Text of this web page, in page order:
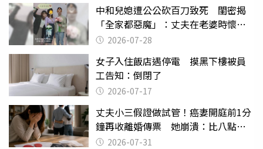
中和兒媳遭公公砍百刀致死 閨密揭
「全家都惡魔」：丈夫在老婆時懷孕
摔東西
2026-07-28
女子入住飯店遇停電 摸黑下樓被員
工告知：倒閉了
2026-07-17
丈夫小三假證做試管！癌妻開庭前1分
鐘再收離婚傳票 她崩潰：比八點檔
還扯2026-07-31